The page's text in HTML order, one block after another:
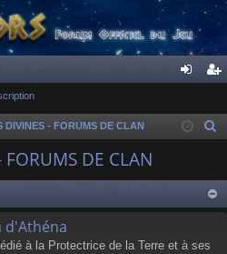
ne
on
cri
on
DIVINES - FORUMS DE CLAN
e
FORUMS DE CLAN
d'Athéna
à la Protectrice de la Terre et à ses